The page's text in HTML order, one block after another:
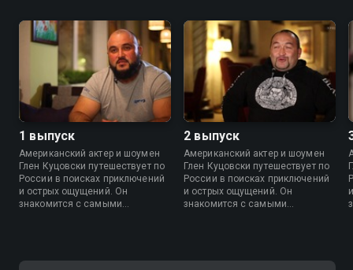
1 выпуск
Американский актер и шоумен
Глен Куцовски путешествует по
России в поисках приключений
и острых ощущений. Он
знакомится с самыми
2 выпуск
Американский актер и шоумен
Глен Куцовски путешествует по
России в поисках приключений
и острых ощущений. Он
знакомится с самыми